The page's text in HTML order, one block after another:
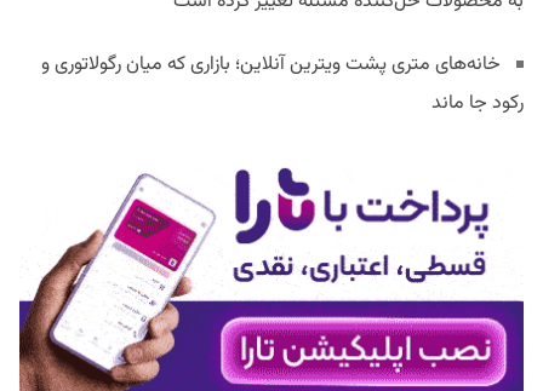
خانه‌های متری پشت ویترین آنلاین؛ بازاری که میان رگولاتوری و
رکود جا ماند